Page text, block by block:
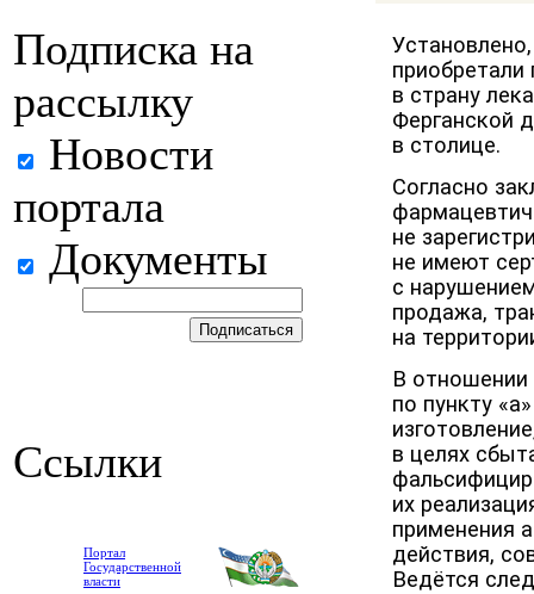
Подписка на
рассылку
Новости
портала
Документы
Ссылки
Портал
Государственной
власти
в страну
Ферганской
в столице.
Согласно
не
не имеют
с
продажа,
на
В отношении
по пункту
в целях
их
применения
действия,
Ведётся